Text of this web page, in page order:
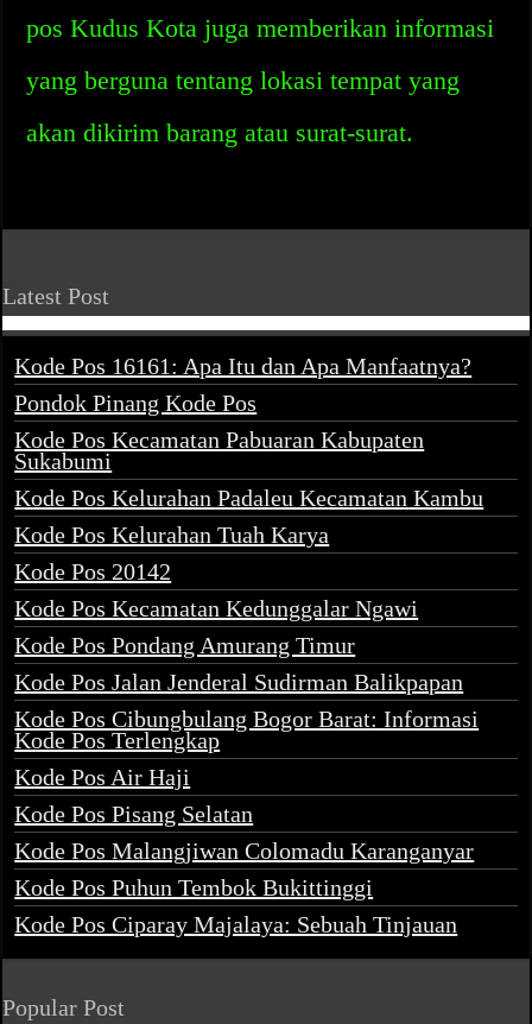
pos Kudus Kota juga memberikan informasi
yang berguna tentang lokasi tempat yang
akan dikirim barang atau surat-surat.
Latest Post
Kode Pos 16161: Apa Itu dan Apa Manfaatnya?
Pondok Pinang Kode Pos
Kode Pos Kecamatan Pabuaran Kabupaten
Sukabumi
Kode Pos Kelurahan Padaleu Kecamatan Kambu
Kode Pos Kelurahan Tuah Karya
Kode Pos 20142
Kode Pos Kecamatan Kedunggalar Ngawi
Kode Pos Pondang Amurang Timur
Kode Pos Jalan Jenderal Sudirman Balikpapan
Kode Pos Cibungbulang Bogor Barat: Informasi
Kode Pos Terlengkap
Kode Pos Air Haji
Kode Pos Pisang Selatan
Kode Pos Malangjiwan Colomadu Karanganyar
Kode Pos Puhun Tembok Bukittinggi
Kode Pos Ciparay Majalaya: Sebuah Tinjauan
Popular Post